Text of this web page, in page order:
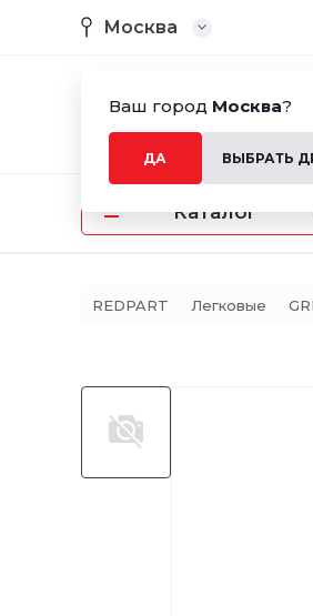
Ваш город Москва?
ДА ВЫБРАТЬ
Москва
Каталог
REDPART Легковые